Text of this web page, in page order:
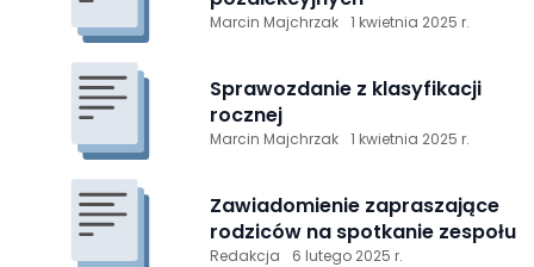
Marcin Majchrzak 1 kwietnia 2025 r.
Sprawozdanie z klasyfikacji
rocznej
Marcin Majchrzak 1 kwietnia 2025 r.
Zawiadomienie zapraszające
rodziców na spotkanie zespołu
Redakcja 6 lutego 2025 r.